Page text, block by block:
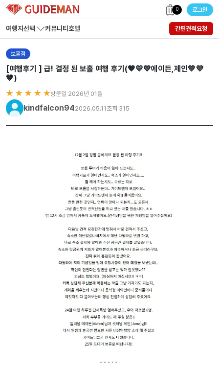
0 로그인
여행지선택 커뮤니티 호텔 간편견적요청
보홀점
[여행후기 ] 급! 결정 된 보홀 여행 후기(🧡💛💚에이든,제인💙💜
🤎)
★ ★ ★ ★ ★방문일 2026년 01월
kindfalcon942026.05.11 조회 315